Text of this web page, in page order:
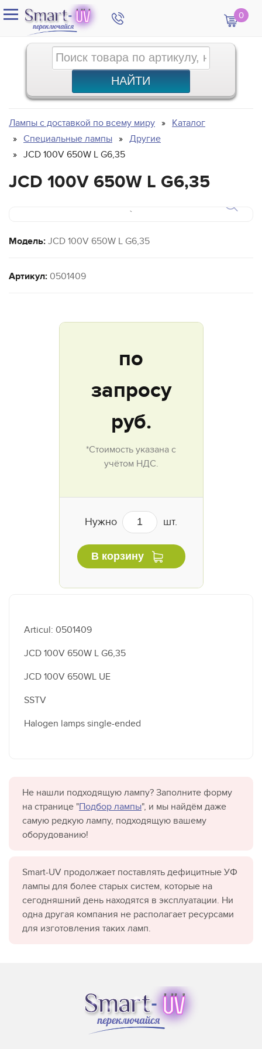
0
Лампы с доставкой по всему миру
Каталог
Специальные лампы
Другие
JCD 100V 650W L G6,35
JCD 100V 650W L G6,35
`
Модель: JCD 100V 650W L G6,35
Артикул: 0501409
по
запросу
руб.
*Стоимость указана с
учётом НДС.
Нужно шт.
В корзину
Articul: 0501409
JCD 100V 650W L G6,35
JCD 100V 650WL UE
SSTV
Halogen lamps single-ended
Не нашли подходящую лампу? Заполните форму
на странице "Подбор лампы", и мы найдём даже
самую редкую лампу, подходящую вашему
оборудованию!
Smart-UV продолжает поставлять дефицитные УФ
лампы для более старых систем, которые на
сегодняшний день находятся в эксплуатации. Ни
одна другая компания не располагает ресурсами
для изготовления таких ламп.